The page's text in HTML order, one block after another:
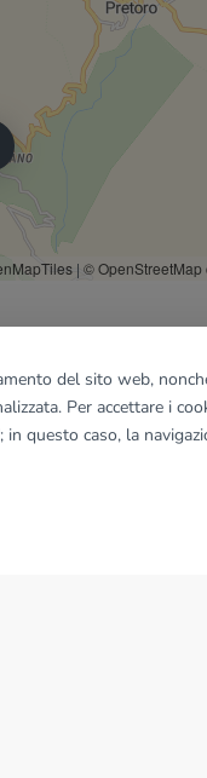
| © OpenStreetMap
del sito web,
Per accettare i
; in questo caso, la